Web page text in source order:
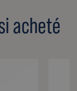
acheté